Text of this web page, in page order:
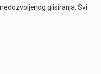
glisiranja. Svi